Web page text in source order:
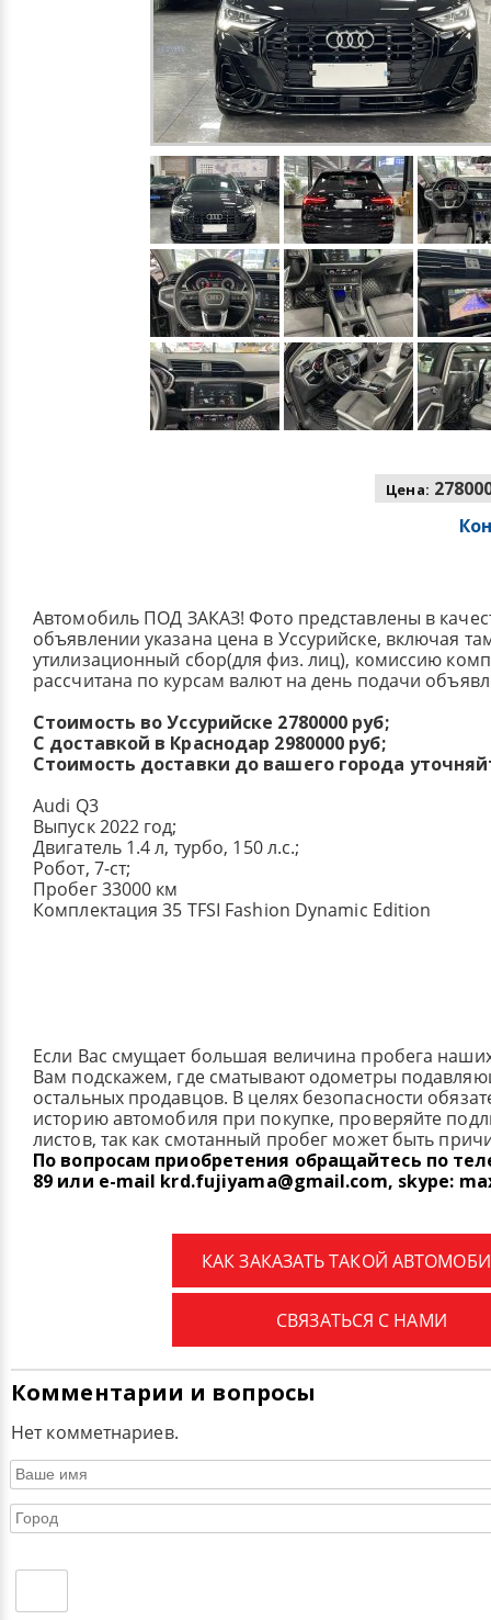
Цена:
Автомобиль ПОД ЗАКАЗ! Фото представлены в
объявлении указана цена в Уссурийске, включая
утилизационный сбор(для физ. лиц), комиссию
рассчитана по курсам валют на день подачи
Стоимость во Уссурийске 2780000 руб;
С доставкой в Краснодар 2980000 руб;
Стоимость доставки до вашего города
Audi Q3
Выпуск 2022 год;
Двигатель 1.4 л, турбо, 150 л.с.;
Робот, 7-ст;
Пробег 33000 км
Комплектация 35 TFSI Fashion Dynamic Edition
Если Вас смущает большая величина пробега
Вам подскажем, где сматывают одометры
остальных продавцов. В целях безопасности
историю автомобиля при покупке, проверяйте
листов, так как смотанный пробег может быть
По вопросам приобретения обращайтесь по
89 или e-mail krd.fujiyama@gmail.com, skype:
КАК ЗАКАЗАТЬ ТАКОЙ
СВЯЗАТЬСЯ С НАМИ
Комментарии и вопросы
Нет комметнариев.